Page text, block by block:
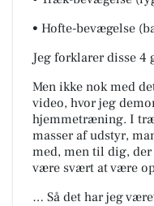
• Hofte-bevægelse
Jeg forklarer disse 4
Men ikke nok med
video, hvor jeg
hjemmetræning. I
masser af udstyr,
med, men til dig,
være svært at være
… Så det har jeg